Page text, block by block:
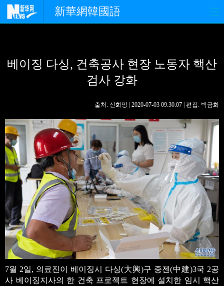
新華網韓國語
경제 사회 포토
핫 TV
생생 중국어
베이징 다싱, 건축공사 현장 노동자 핵산
검사 강화
출처: 신화망 | 2020-07-03 09:30:07 | 편집: 박금화
7월 2일, 의료진이 베이징시 다싱(大興)구 중젠(中建)3국 2공
사 베이징지사의 한 건축 프로젝트 현장에 설치한 임시 핵산